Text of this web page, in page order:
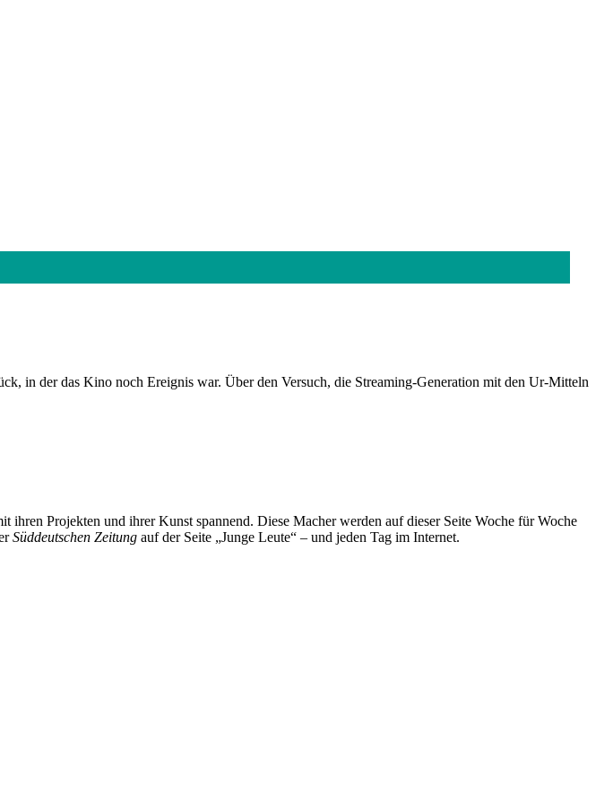
in der das Kino noch Ereignis war. Über den Versuch, die Streaming-Generation mit den Ur-Mitteln
Projekten und ihrer Kunst spannend. Diese Macher werden auf dieser Seite Woche für Woche
Süddeutschen Zeitung auf der Seite „Junge Leute“ – und jeden Tag im Internet.